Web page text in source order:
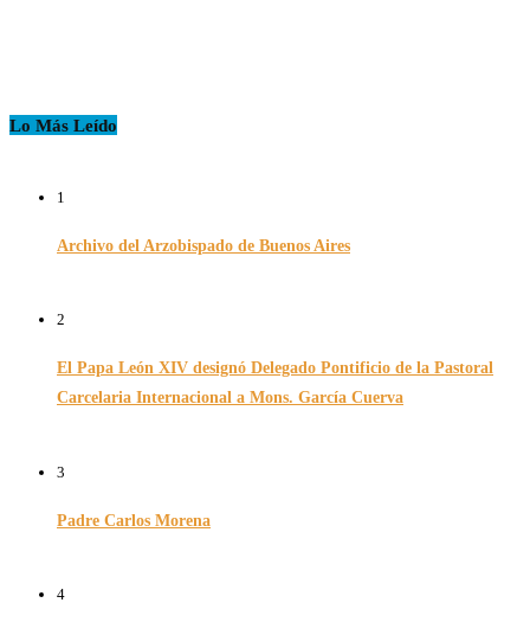
Lo Más Leído
1
Archivo del Arzobispado de Buenos Aires
2
El Papa León XIV designó Delegado Pontificio de la Pastoral
Carcelaria Internacional a Mons. García Cuerva
3
Padre Carlos Morena
4